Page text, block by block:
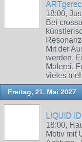
18:00,
Bei
Mit der
werden.
Malerei,
vieles
Freitag, 21. Mai 2027
LIQUID
18:00,
Motiv mit